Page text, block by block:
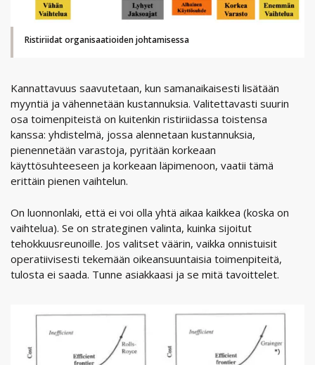
Ristiriidat organisaatioiden johtamisessa
Kannattavuus saavutetaan, kun samanaikaisesti lisätään
myyntiä ja vähennetään kustannuksia. Valitettavasti suurin
osa toimenpiteistä on kuitenkin ristiriidassa toistensa
kanssa: yhdistelmä, jossa alennetaan kustannuksia,
pienennetään varastoja, pyritään korkeaan
käyttösuhteeseen ja korkeaan läpimenoon, vaatii tämä
erittäin pienen vaihtelun.
On luonnonlaki, että ei voi olla yhtä aikaa kaikkea (koska on
vaihtelua). Se on strateginen valinta, kuinka sijoitut
tehokkuusreunoille. Jos valitset väärin, vaikka onnistuisit
operatiivisesti tekemään oikeansuuntaisia toimenpiteitä,
tulosta ei saada. Tunne asiakkaasi ja se mitä tavoittelet.